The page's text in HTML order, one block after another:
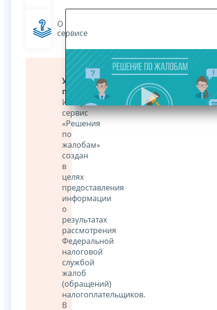
О
сервисе
Уважаемые
пользователи!
Интернет-
сервис
«Решения
по
жалобам»
создан
в
целях
предоставления
информации
о
результатах
рассмотрения
Федеральной
налоговой
службой
жалоб
(обращений)
налогоплательщиков.
В